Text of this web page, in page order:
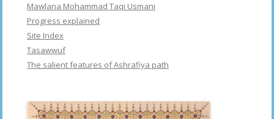
Mawlana Mohammad Taqi Usmani
Progress explained
Site Index
Tasawwuf
The salient features of Ashrafiya path